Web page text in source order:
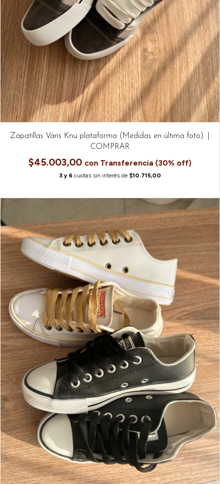
Zapatillas Vans Knu plataforma (Medidas en última foto)
$45.003,00 con
6 cuotas sin interés de $10.715,00